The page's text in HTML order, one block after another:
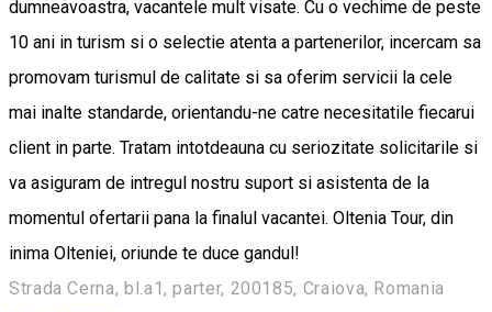
dumneavoastra, vacantele mult visate. Cu o vechime de peste
10 ani in turism si o selectie atenta a partenerilor, incercam sa
promovam turismul de calitate si sa oferim servicii la cele
mai inalte standarde, orientandu-ne catre necesitatile fiecarui
client in parte. Tratam intotdeauna cu seriozitate solicitarile si
va asiguram de intregul nostru suport si asistenta de la
momentul ofertarii pana la finalul vacantei. Oltenia Tour, din
inima Olteniei, oriunde te duce gandul!
Strada Cerna, bl.a1, parter, 200185, Craiova, Romania